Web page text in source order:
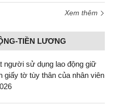
Xem thêm
TIỀN LƯƠNG
người sử dụng lao động giữ
giấy tờ tùy thân của nhân viên